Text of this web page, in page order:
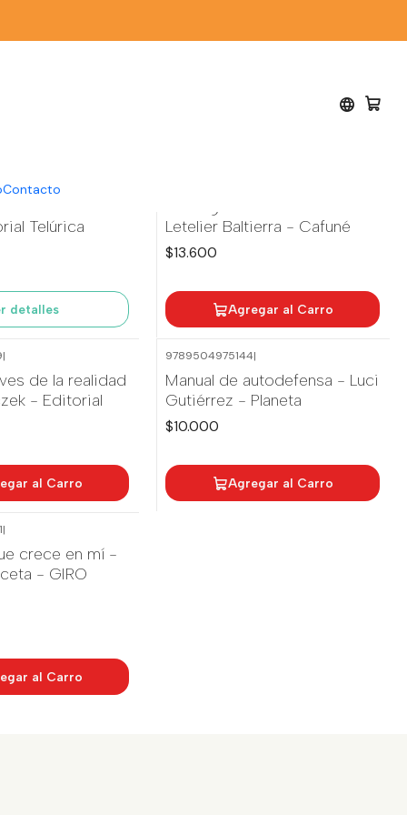
Contacto
Telúrica
detalles
Letelier Baltierra - Cafuné
$13.600
Agregar al Carro
|
de la realidad
- Editorial
al Carro
9789504975144|
Manual de autodefensa - Luci
Gutiérrez - Planeta
$10.000
Agregar al Carro
|
crece en mí -
- GIRO
al Carro